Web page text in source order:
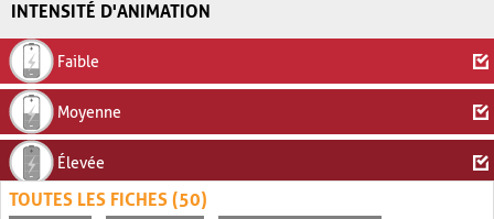
INTENSITÉ D'ANIMATION
Faible
Moyenne
Élevée
TOUTES LES FICHES (50)